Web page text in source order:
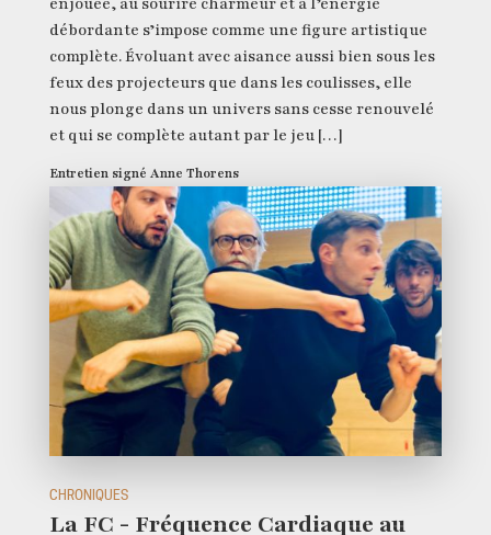
débordante s’impose comme une figure artistique
complète. Évoluant avec aisance aussi bien sous les
feux des projecteurs que dans les coulisses, elle
nous plonge dans un univers sans cesse renouvelé
et qui se complète autant par le jeu […]
Entretien signé Anne Thorens
CHRONIQUES
La FC - Fréquence Cardiaque au